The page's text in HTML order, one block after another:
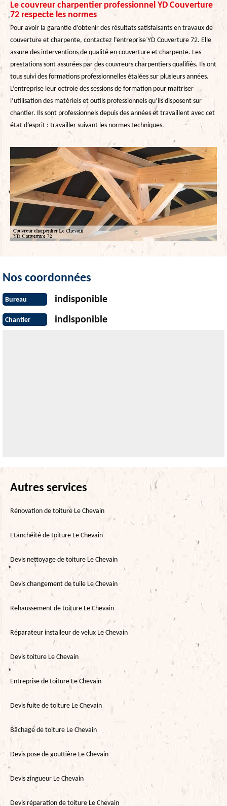
Le couvreur charpentier professionnel YD Couverture
72 respecte les normes
Pour avoir la garantie d’obtenir des résultats satisfaisants en travaux de
couverture et charpente, contactez l’entreprise YD Couverture 72. Elle
assure des interventions de qualité en couverture et charpente. Les
prestations sont assurées par des couvreurs charpentiers qualifiés. Ils ont
tous suivi des formations professionnelles étalées sur plusieurs années.
L’entreprise leur octroie des sessions de formation pour maitriser
l’utilisation des matériels et outils professionnels qu’ils disposent sur
chantier. Ils sont professionnels depuis des années et travaillent avec cet
état d’esprit : travailler suivant les normes techniques.
Nos coordonnées
Bureau indisponible
Chantier indisponible
Autres services
Rénovation de toiture Le Chevain
Etanchéité de toiture Le Chevain
Devis nettoyage de toiture Le Chevain
Devis changement de tuile Le Chevain
Rehaussement de toiture Le Chevain
Réparateur installeur de velux Le Chevain
Devis toiture Le Chevain
Entreprise de toiture Le Chevain
Devis fuite de toiture Le Chevain
Bâchage de toiture Le Chevain
Devis pose de gouttière Le Chevain
Devis zingueur Le Chevain
Devis réparation de toiture Le Chevain